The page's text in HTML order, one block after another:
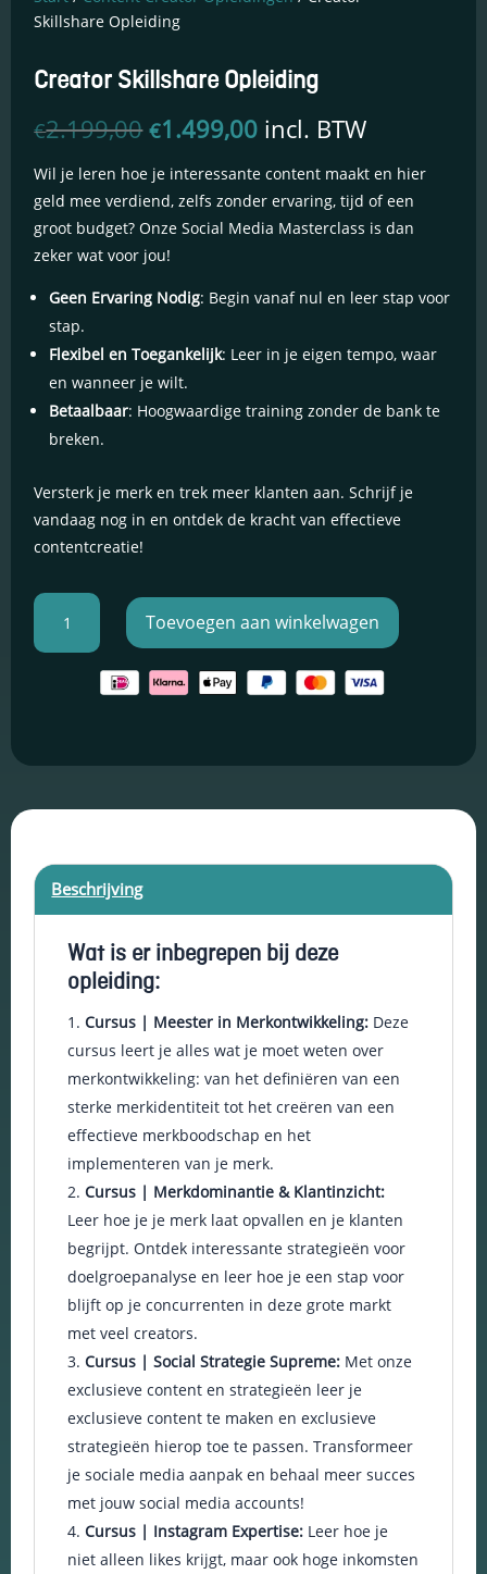
Skillshare Opleiding
Creator Skillshare Opleiding
€2.199,00Oorspronkelijke
was:
€2.199,00.
€1.499,00Huidige
is:
€1.499,00.
incl. BTW
Wil je leren hoe je interessante content maakt en hier
geld mee verdiend, zelfs zonder ervaring, tijd of een
groot budget? Onze Social Media Masterclass is dan
zeker wat voor jou!
Geen Ervaring Nodig: Begin vanaf nul en leer stap voor
stap.
Flexibel en Toegankelijk: Leer in je eigen tempo, waar
en wanneer je wilt.
Betaalbaar: Hoogwaardige training zonder de bank te
breken.
Versterk je merk en trek meer klanten aan. Schrijf je
vandaag nog in en ontdek de kracht van effectieve
contentcreatie!
Creator
Skillshare
Opleiding
Toevoegen aan winkelwagen
Beschrijving
Wat is er inbegrepen bij deze
opleiding:
Cursus | Meester in Merkontwikkeling: Deze
cursus leert je alles wat je moet weten over
merkontwikkeling: van het definiëren van een
sterke merkidentiteit tot het creëren van een
effectieve merkboodschap en het
implementeren van je merk.
Cursus | Merkdominantie & Klantinzicht:
Leer hoe je je merk laat opvallen en je klanten
begrijpt. Ontdek interessante strategieën voor
doelgroepanalyse en leer hoe je een stap voor
blijft op je concurrenten in deze grote markt
met veel creators.
Cursus | Social Strategie Supreme: Met onze
exclusieve content en strategieën leer je
exclusieve content te maken en exclusieve
strategieën hierop toe te passen. Transformeer
je sociale media aanpak en behaal meer succes
met jouw social media accounts!
Cursus | Instagram Expertise: Leer hoe je
niet alleen likes krijgt, maar ook hoge inkomsten
Essentiële Cookies
Deze cookies maken
kernfunctionaliteiten
mogelijk, zoals
beveiliging,
en netwerkbeheer.
Deze cookies
kunnen niet worden
Schakel
marketingcookies
Deze cookies
worden gebruikt
om de effectiviteit
van advertenties bij
te houden om een
relevantere dienst
Schakel
functionele
cookies in
verzamelen
data om
keuzes van
gebruikers te
zo de ervaring
te verbeteren
personaliseren.
Schakel
analytische
cookies in
Deze
cookies
helpen ons
te begrijpen
bezoekers
onze
website,
fouten
en om
betere
algehele
analyses uit
te voeren.